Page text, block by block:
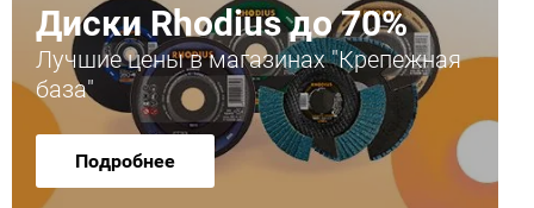
Диски Rhodius до 70%
Лучшие цены в магазинах "Крепежная
база"
Подробнее